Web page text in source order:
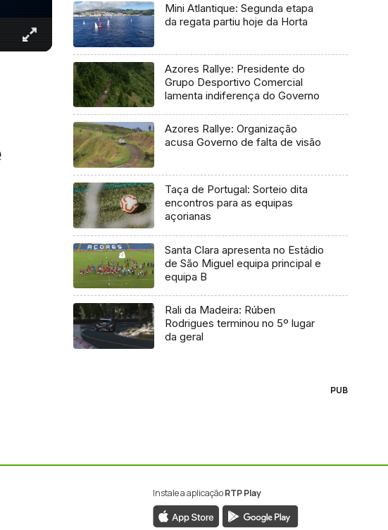
Mini Atlantique: Segunda etapa
da regata partiu hoje da Horta
Azores Rallye: Presidente do
Grupo Desportivo Comercial
lamenta indiferença do Governo
Azores Rallye: Organização
acusa Governo de falta de visão
Taça de Portugal: Sorteio dita
encontros para as equipas
açorianas
Santa Clara apresenta no Estádio
de São Miguel equipa principal e
equipa B
Rali da Madeira: Rúben
Rodrigues terminou no 5º lugar
da geral
PUB
Instale a aplicaçãoRTP Play